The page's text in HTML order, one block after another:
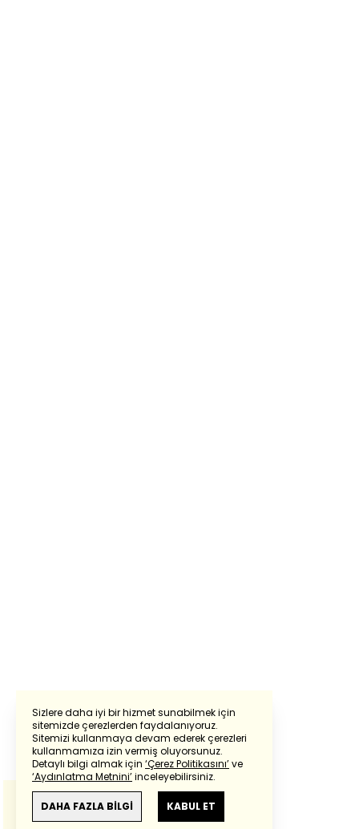
Sizlere daha iyi bir hizmet sunabilmek için
sitemizde çerezlerden faydalanıyoruz.
Sitemizi kullanmaya devam ederek çerezleri
kullanmamıza izin vermiş oluyorsunuz.
Detaylı bilgi almak için ‘Çerez Politikasını’ve
‘Aydınlatma Metnini’inceleyebilirsiniz.
DAHA FAZLA BİLGİ KABUL ET
Powered by Translate
Bu çevirideGoogle Transletekullanılmıştır.
Anlam ve çeviri hatalarından
haberturk.com
sorumlu değildir.